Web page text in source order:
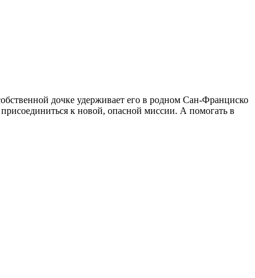
дочке удерживает его в родном Сан-Франциско
к новой, опасной миссии. А помогать в